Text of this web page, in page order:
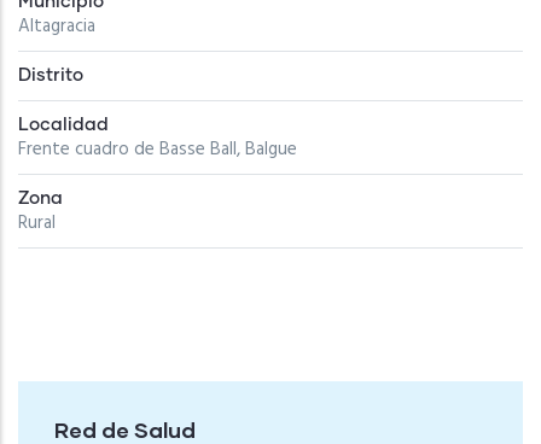
Altagracia
Distrito
Localidad
Frente cuadro de Basse Ball, Balgue
Zona
Rural
Red de Salud